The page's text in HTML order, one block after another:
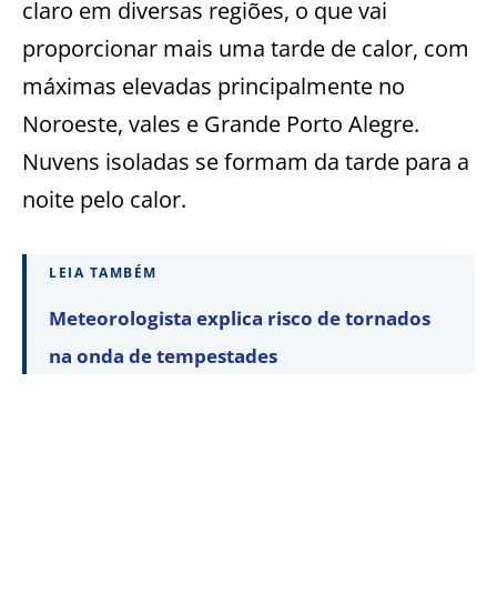
claro em diversas regiões, o que vai
proporcionar mais uma tarde de calor, com
máximas elevadas principalmente no
Noroeste, vales e Grande Porto Alegre.
Nuvens isoladas se formam da tarde para a
noite pelo calor.
LEIA TAMBÉM
Meteorologista explica risco de tornados
na onda de tempestades